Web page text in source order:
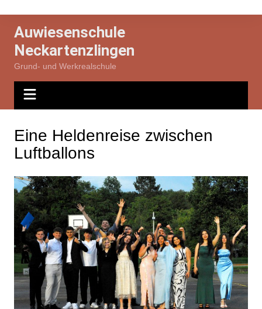
springen
Auwiesenschule
Neckartenzlingen
Grund- und Werkrealschule
Eine Heldenreise zwischen
Luftballons